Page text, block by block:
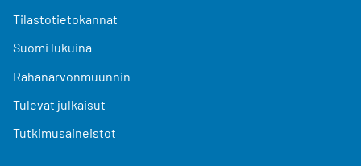
Tilastotietokannat
Suomi lukuina
Rahanarvonmuunnin
Tulevat julkaisut
Tutkimusaineistot